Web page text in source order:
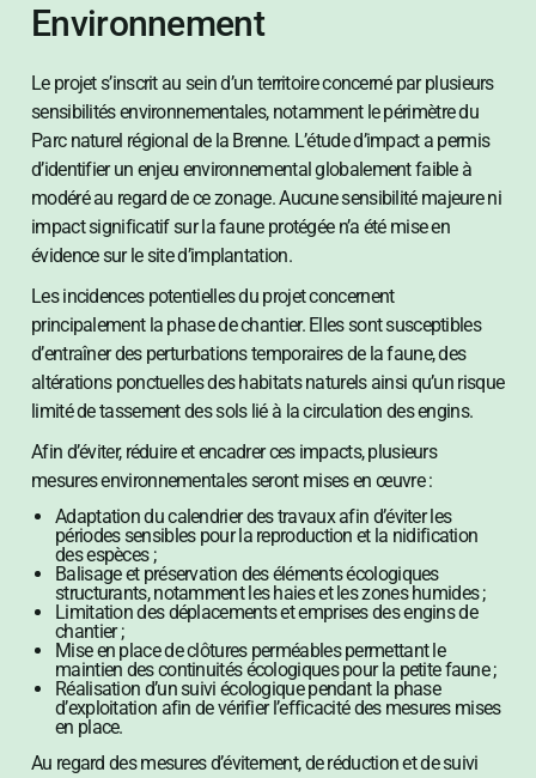
Environnement
Le projet s’inscrit au sein d’un territoire concerné par plusieurs
sensibilités environnementales, notamment le périmètre du
Parc naturel régional de la Brenne. L’étude d’impact a permis
d’identifier un enjeu environnemental globalement faible à
modéré au regard de ce zonage. Aucune sensibilité majeure ni
impact significatif sur la faune protégée n’a été mise en
évidence sur le site d’implantation.
Les incidences potentielles du projet concernent
principalement la phase de chantier. Elles sont susceptibles
d’entraîner des perturbations temporaires de la faune, des
altérations ponctuelles des habitats naturels ainsi qu’un risque
limité de tassement des sols lié à la circulation des engins.
Afin d’éviter, réduire et encadrer ces impacts, plusieurs
mesures environnementales seront mises en œuvre :
Adaptation du calendrier des travaux afin d’éviter les
périodes sensibles pour la reproduction et la nidification
des espèces ;
Balisage et préservation des éléments écologiques
structurants, notamment les haies et les zones humides ;
Limitation des déplacements et emprises des engins de
chantier ;
Mise en place de clôtures perméables permettant le
maintien des continuités écologiques pour la petite faune ;
Réalisation d’un suivi écologique pendant la phase
d’exploitation afin de vérifier l’efficacité des mesures mises
en place.
Au regard des mesures d’évitement, de réduction et de suivi